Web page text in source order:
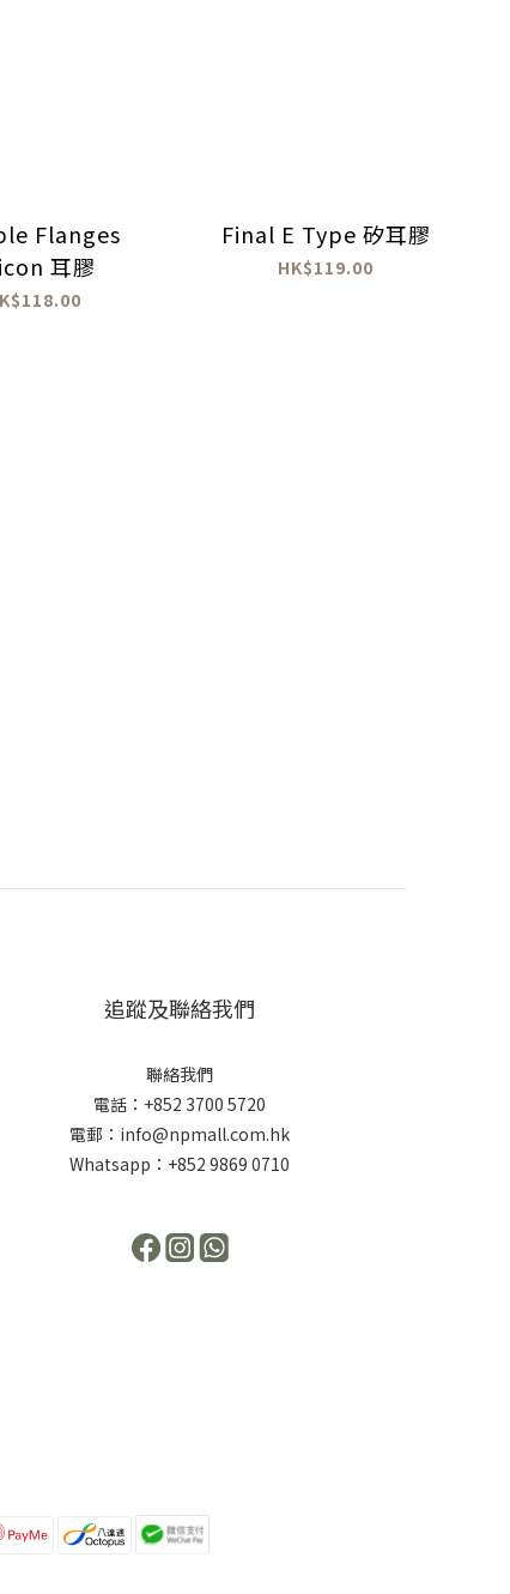
Flanges
耳膠
Final E Type 矽耳膠
HK$119.00
追蹤及聯絡我們
聯絡我們
電話：+852 3700 5720
電郵：info@npmall.com.hk
Whatsapp：+852 9869 0710